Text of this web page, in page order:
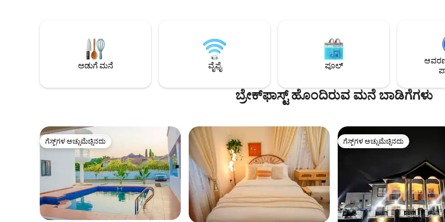
ಅಕ್ರಾದಲ್ಲಿ ಚಿಂತೆಯಿಲ್ಲದ ವಾಸ್ತವ್ಯಕ್ಕೆ ಸೂಕ್ತವಾಗಿದೆ
ಮೀಸಲಾದ ಕೆಲಸದ ಸ್ಥಳವನ್ನು ಇಷ್ಟಪಡುತ್ತಾರೆ ನಮ್ಮ ಸಸ್ಯ
ಪೋಷಕರಿಗಾಗಿ ಒಳಾಂಗಣ ಸಸ್ಯಗಳು ಪ್ರವಾಸಿ
ಚಟುವಟಿಕೆಗಳು ಮತ್ತು ಸಭೆಗಳಿಗಾಗಿ ಅಕ್ರಾದ ಇತರ
ಭಾಗಗಳು ಅಥವಾ ಪ್ರದೇಶಗಳನ್ನು ತಲುಪಲು ಸುಲಭ
ಕಾಯುತ್ತಿದೆ!
ಮತ್ತು ಪೋರ್ಟಬಲ್ ಫ್ಯಾನ್‌ಗಳನ್ನು
ಸೌರಶಕ್ತಿಯನ್ನು ಬಳಸುತ್ತದೆ. ನಗರಕ್ಕೆ ಕೇವಲ 15
ನಿಮಿಷಗಳ ದೂರದಲ್ಲಿದೆ, ಅದೇ ಸಮಯದಲ್ಲಿ
ತಲುಪಲು 3 - 5 ನಿಮಿಷಗಳು
ಅಂಗಡಿಗಳು ಮತ್ತು ತಿನ್ನುವ ಸ್ಥಳಗಳಿಗೆ
ಅಡುಗೆ ಮನೆ ವೈಫೈ ಪೂಲ್
ಬ್ರೇಕ್‍‍ಫಾಸ್ಟ್ ಹೊಂದಿರುವ ಮನೆ ಬಾಡಿಗೆಗಳು
ಗೆಸ್ಟ್‌ಗಳ ಅಚ್ಚುಮೆಚ್ಚಿನದು
ಗೆಸ್ಟ್‌ಗಳ ಅಚ್ಚುಮೆಚ್ಚಿನದು ಗೆಸ್ಟ್‌ಗಳ ಅಚ್ಚುಮೆಚ್ಚಿನದು
ಗೆಸ್ಟ್‌ಗಳ ಅಚ್ಚುಮೆಚ್ಚಿನದು